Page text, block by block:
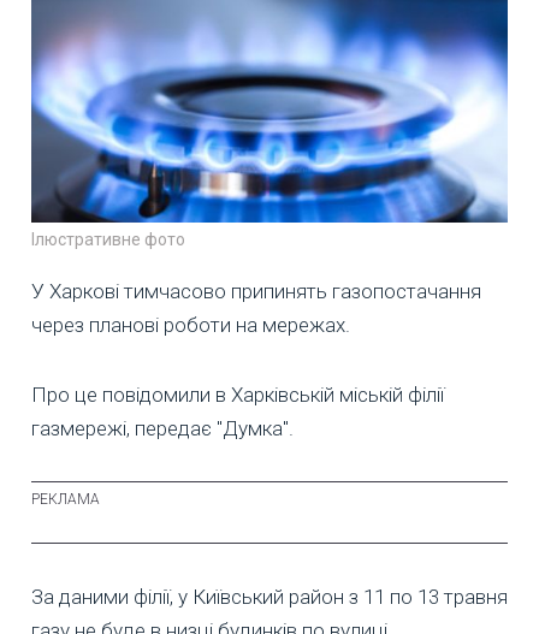
Ілюстративне фото
У Харкові тимчасово припинять газопостачання
через планові роботи на мережах.
Про це повідомили в Харківській міській філії
газмережі, передає "Думка".
За даними філії, у Київський район з 11 по 13 травня